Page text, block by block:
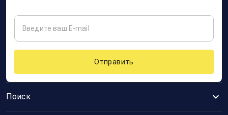
Поиск
Отправить